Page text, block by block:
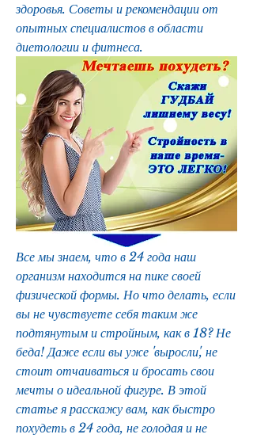
здоровья. Советы и рекомендации от
опытных специалистов в области
диетологии и фитнеса.
Все мы знаем, что в 24 года наш
организм находится на пике своей
физической формы. Но что делать, если
вы не чувствуете себя таким же
подтянутым и стройным, как в 18? Не
беда! Даже если вы уже 'выросли', не
стоит отчаиваться и бросать свои
мечты о идеальной фигуре. В этой
статье я расскажу вам, как быстро
похудеть в 24 года, не голодая и не